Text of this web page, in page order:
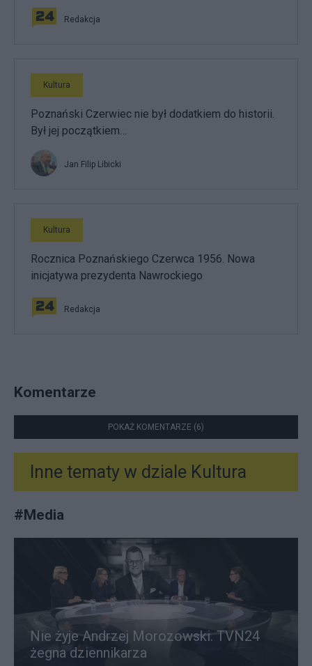
Redakcja
Kultura
Poznański Czerwiec nie był dodatkiem do historii.
Był jej początkiem…
Jan Filip Libicki
Kultura
Rocznica Poznańskiego Czerwca 1956. Nowa
inicjatywa prezydenta Nawrockiego
Redakcja
Komentarze
POKAŻ KOMENTARZE (6)
Inne tematy w dziale Kultura
#Media
Nie żyje Andrzej Morozowski. TVN24
żegna dziennikarza